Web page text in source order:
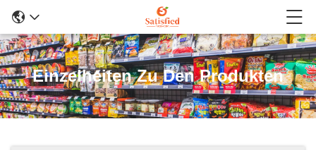
Einzelheiten Zu Den Produkten